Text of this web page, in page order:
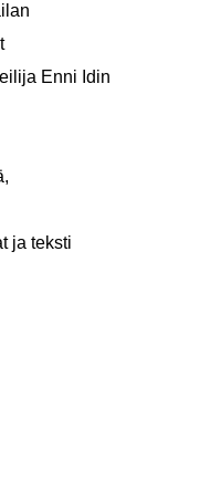
Enni Idin
ja teksti